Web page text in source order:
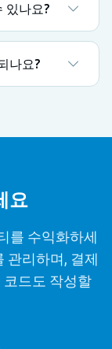
있나요?
나요?
요
를 수익화하세
관리하며, 결제
드도 작성할